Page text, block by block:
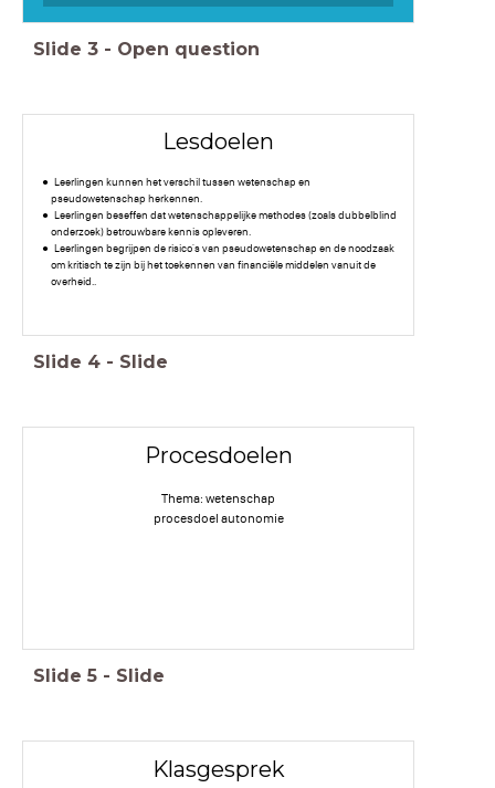
Slide 3 - Open question
Lesdoelen
Leerlingen kunnen het verschil tussen wetenschap en
pseudowetenschap herkennen.
Leerlingen beseffen dat wetenschappelijke methodes (zoals dubbelblind
onderzoek) betrouwbare kennis opleveren.
Leerlingen begrijpen de risico's van pseudowetenschap en de noodzaak
om kritisch te zijn bij het toekennen van financiële middelen vanuit de
overheid..
Slide 4 - Slide
Procesdoelen
Thema: wetenschap
procesdoel autonomie
Slide 5 - Slide
Klasgesprek